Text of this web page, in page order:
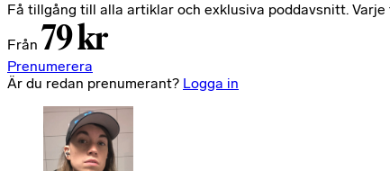
Få tillgång till alla artiklar och exklusiva poddavsnitt.
Från 79 kr
Prenumerera
Är du redan prenumerant? Logga in